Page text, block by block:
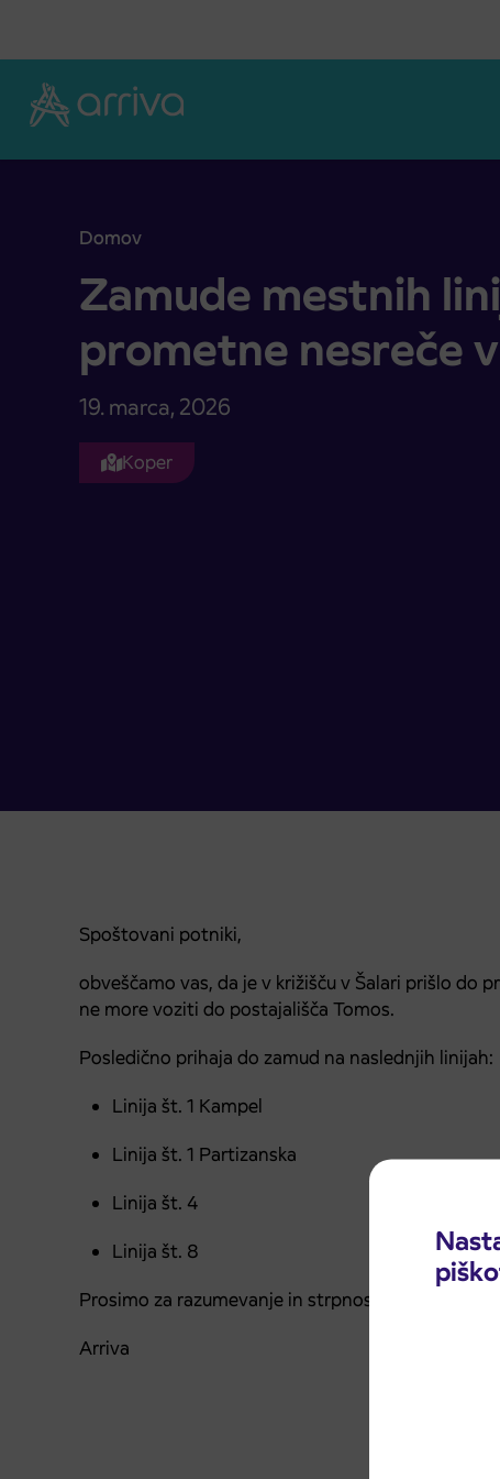
Domov
Zamude mestnih linij zaradi prometne nesreče v
Zamude mestnih
prometne nesreče
19. marca, 2026
Koper
Spoštovani potniki,
obveščamo vas, da je v križišču v Šalari prišlo
ne more voziti do postajališča Tomos.
Posledično prihaja do zamud na naslednjih linijah:
Linija št. 1 Kampel
Linija št. 1 Partizanska
Linija št. 4
Linija št. 8
Prosimo za razumevanje in strpnost.
Arriva